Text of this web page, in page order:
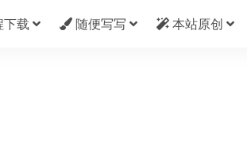
载 随便写写 本站原创